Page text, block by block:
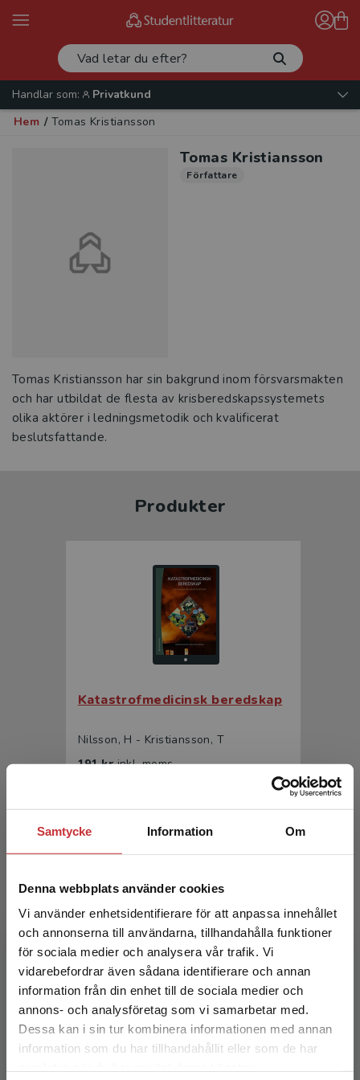
Samtycke Information Om
Denna webbplats använder cookies
Vi använder enhetsidentifierare för att anpassa innehållet
och annonserna till användarna, tillhandahålla funktioner
för sociala medier och analysera vår trafik. Vi
vidarebefordrar även sådana identifierare och annan
information från din enhet till de sociala medier och
annons- och analysföretag som vi samarbetar med.
Dessa kan i sin tur kombinera informationen med annan
information som du har tillhandahållit eller som de har
Begränsad fraktregion
Det verkar som att du besöker
studentlitteratur.se via en enhet utanför Sverige.
Handlar som:
Privatkund
Hem / Tomas Kristiansson
Tomas Kristiansson
Författare
Tomas Kristiansson har sin bakgrund inom försvarsmakten
och har utbildat de flesta av krisberedskapssystemets
olika aktörer i ledningsmetodik och kvalificerat
beslutsfattande.
Produkter
Katastrofmedicinsk beredskap
Nilsson, H - Kristiansson, T
191 krinkl. moms
Katastrofmedicinsk beredskap
Nilsson, H - Kristiansson, T
306 krinkl. moms
Exkl. moms: 289 kr